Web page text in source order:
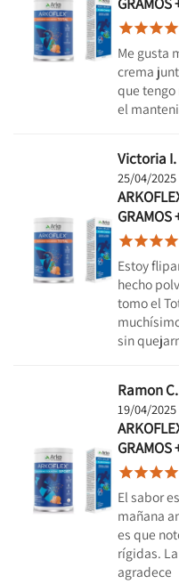

Me gusta
crema
que tengo
el
Victoria I.
25/04/2025
GRAMOS

Estoy
hecho
tomo el
sin
Ramon
19/04/2025
GRAMOS

El sabor
mañana
es que
rígidas.
agradece